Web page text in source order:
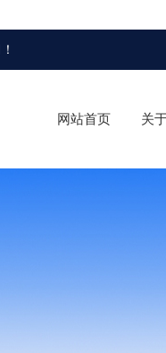
！
网站首页 关